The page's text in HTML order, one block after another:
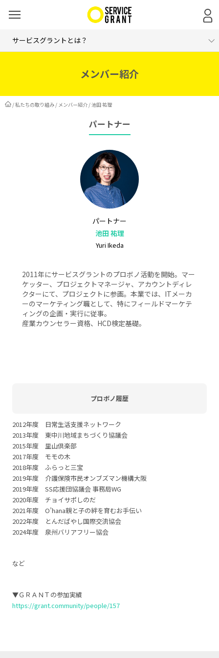
サービスグラントとは？
メンバー紹介
メンバー紹介
/私たちの取り組み / メンバー紹介 / 池田 祐理
パートナー
パートナー
池田 祐理
Yuri Ikeda
2011年にサービスグラントのプロボノ活動を開始。マー
ケッター、プロジェクトマネージャ、アカウントディレ
クターにて、プロジェクトに参画。本業では、ITメーカ
ーのマーケティング職として、特にフィールドマーケテ
ィングの企画・実行に従事。
産業カウンセラー資格、HCD検定基礎。
プロボノ履歴
2012年度 日常生活支援ネットワーク
2013年度 東中川地域まちづくり協議会
2015年度 里山倶楽部
2017年度 モモの木
2018年度 ふらっと三宝
2019年度 介護保険市民オンブズマン機構大阪
2019年度 SS応援団協議会 事務局WG
2020年度 チョイサポしのだ
2021年度 O’hana親と子の絆を育むお手伝い
2022年度 とんだばやし国際交流協会
2024年度 泉州バリアフリー協会
など
▼ＧＲＡＮＴの参加実績
https://grant.community/people/157